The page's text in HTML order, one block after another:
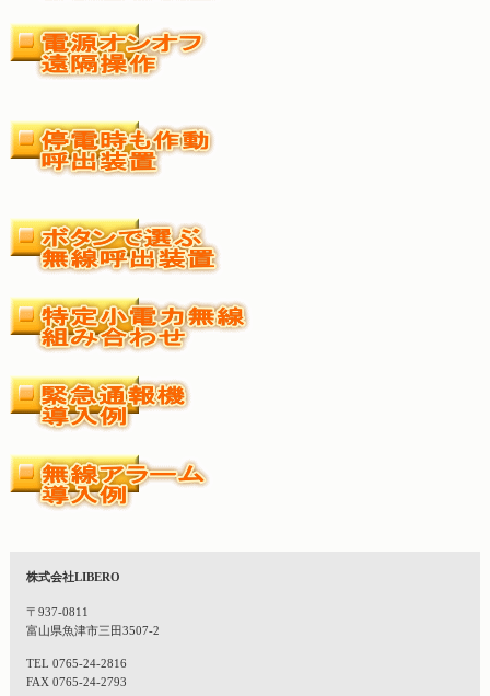
株式会社LIBERO
〒937-0811
富山県魚津市三田3507-2
TEL 0765-24-2816
FAX 0765-24-2793